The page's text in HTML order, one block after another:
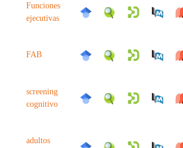
Funciones
ejecutivas
FAB
screening
cognitivo
adultos